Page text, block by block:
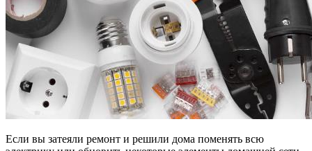
Если вы затеяли ремонт и решили дома поменять всю